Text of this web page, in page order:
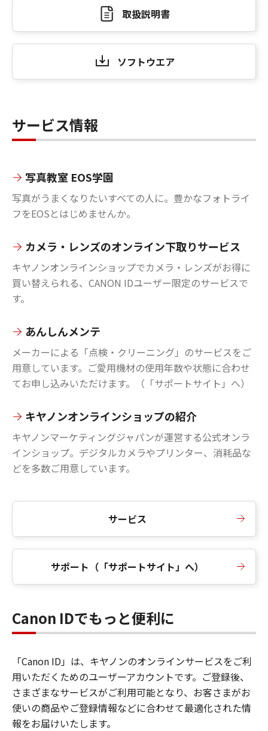
取扱説明書
ソフトウエア
サービス情報
写真教室 EOS学園
写真がうまくなりたいすべての人に。豊かなフォトライ
フをEOSとはじめませんか。
カメラ・レンズのオンライン下取りサービス
キヤノンオンラインショップでカメラ・レンズがお得に
買い替えられる、CANON IDユーザー限定のサービスで
す。
あんしんメンテ
メーカーによる「点検・クリーニング」のサービスをご
用意しています。ご愛用機材の使用年数や状態に合わせ
てお申し込みいただけます。（「サポートサイト」へ）
キヤノンオンラインショップの紹介
キヤノンマーケティングジャパンが運営する公式オンラ
インショップ。デジタルカメラやプリンター、消耗品な
どを多数ご用意しています。
サービス
サポート（「サポートサイト」へ）
Canon IDでもっと便利に
「Canon ID」は、キヤノンのオンラインサービスをご利
用いただくためのユーザーアカウントです。ご登録後、
さまざまなサービスがご利用可能となり、お客さまがお
使いの商品やご登録情報などに合わせて最適化された情
報をお届けいたします。